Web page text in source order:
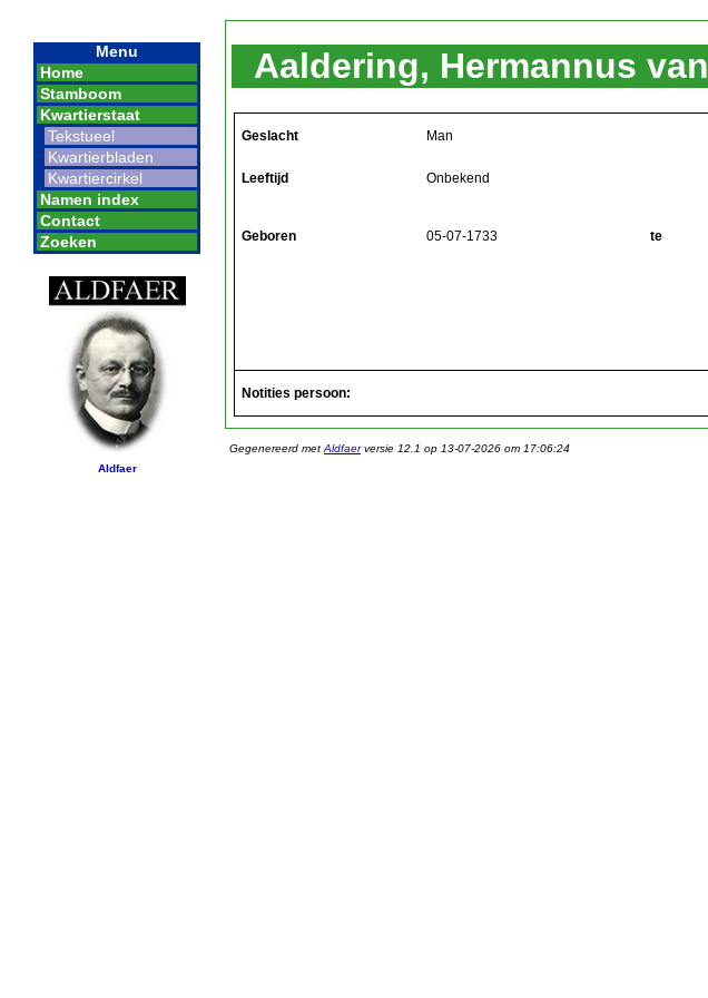
Menu
Home
Stamboom
Kwartierstaat
Tekstueel
Kwartierbladen
Kwartiercirkel
Namen index
Contact
Zoeken
Aldfaer
Aaldering, Hermannus van
Geslacht Man
Leeftijd Onbekend
Geboren 05-07-1733 te
Notities persoon:
Gegenereerd met Aldfaerversie 12.1 op 13-07-2026 om 17:06:24